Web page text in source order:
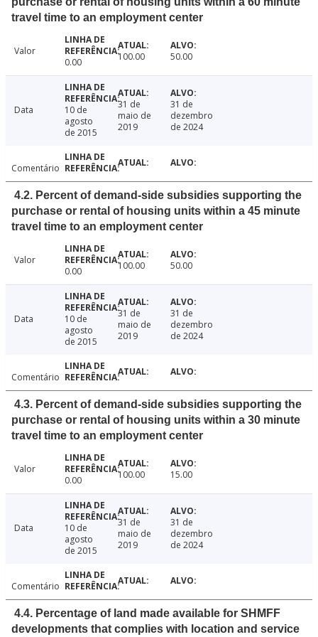
travel time to an employment center
Valor
0.00
100.00 50.00
Data
10 de
agosto
de 2015
31 de
maio de
2019
31 de
dezembro
de 2024
Comentário
4.2. Percent of demand-side subsidies supporting the
purchase or rental of housing units within a 45 minute
travel time to an employment center
Valor
0.00
100.00 50.00
Data
10 de
agosto
de 2015
31 de
maio de
2019
31 de
dezembro
de 2024
Comentário
4.3. Percent of demand-side subsidies supporting the
purchase or rental of housing units within a 30 minute
travel time to an employment center
Valor
0.00
100.00 15.00
Data
10 de
agosto
de 2015
31 de
maio de
2019
31 de
dezembro
de 2024
Comentário
4.4. Percentage of land made available for SHMFF
developments that complies with location and service